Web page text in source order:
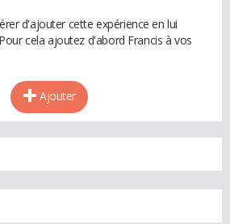
d'ajouter cette expérience en lui
cela ajoutez d'abord Francis à vos
Ajouter